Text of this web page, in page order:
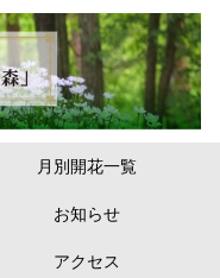
月別開花一覧
お知らせ
アクセス